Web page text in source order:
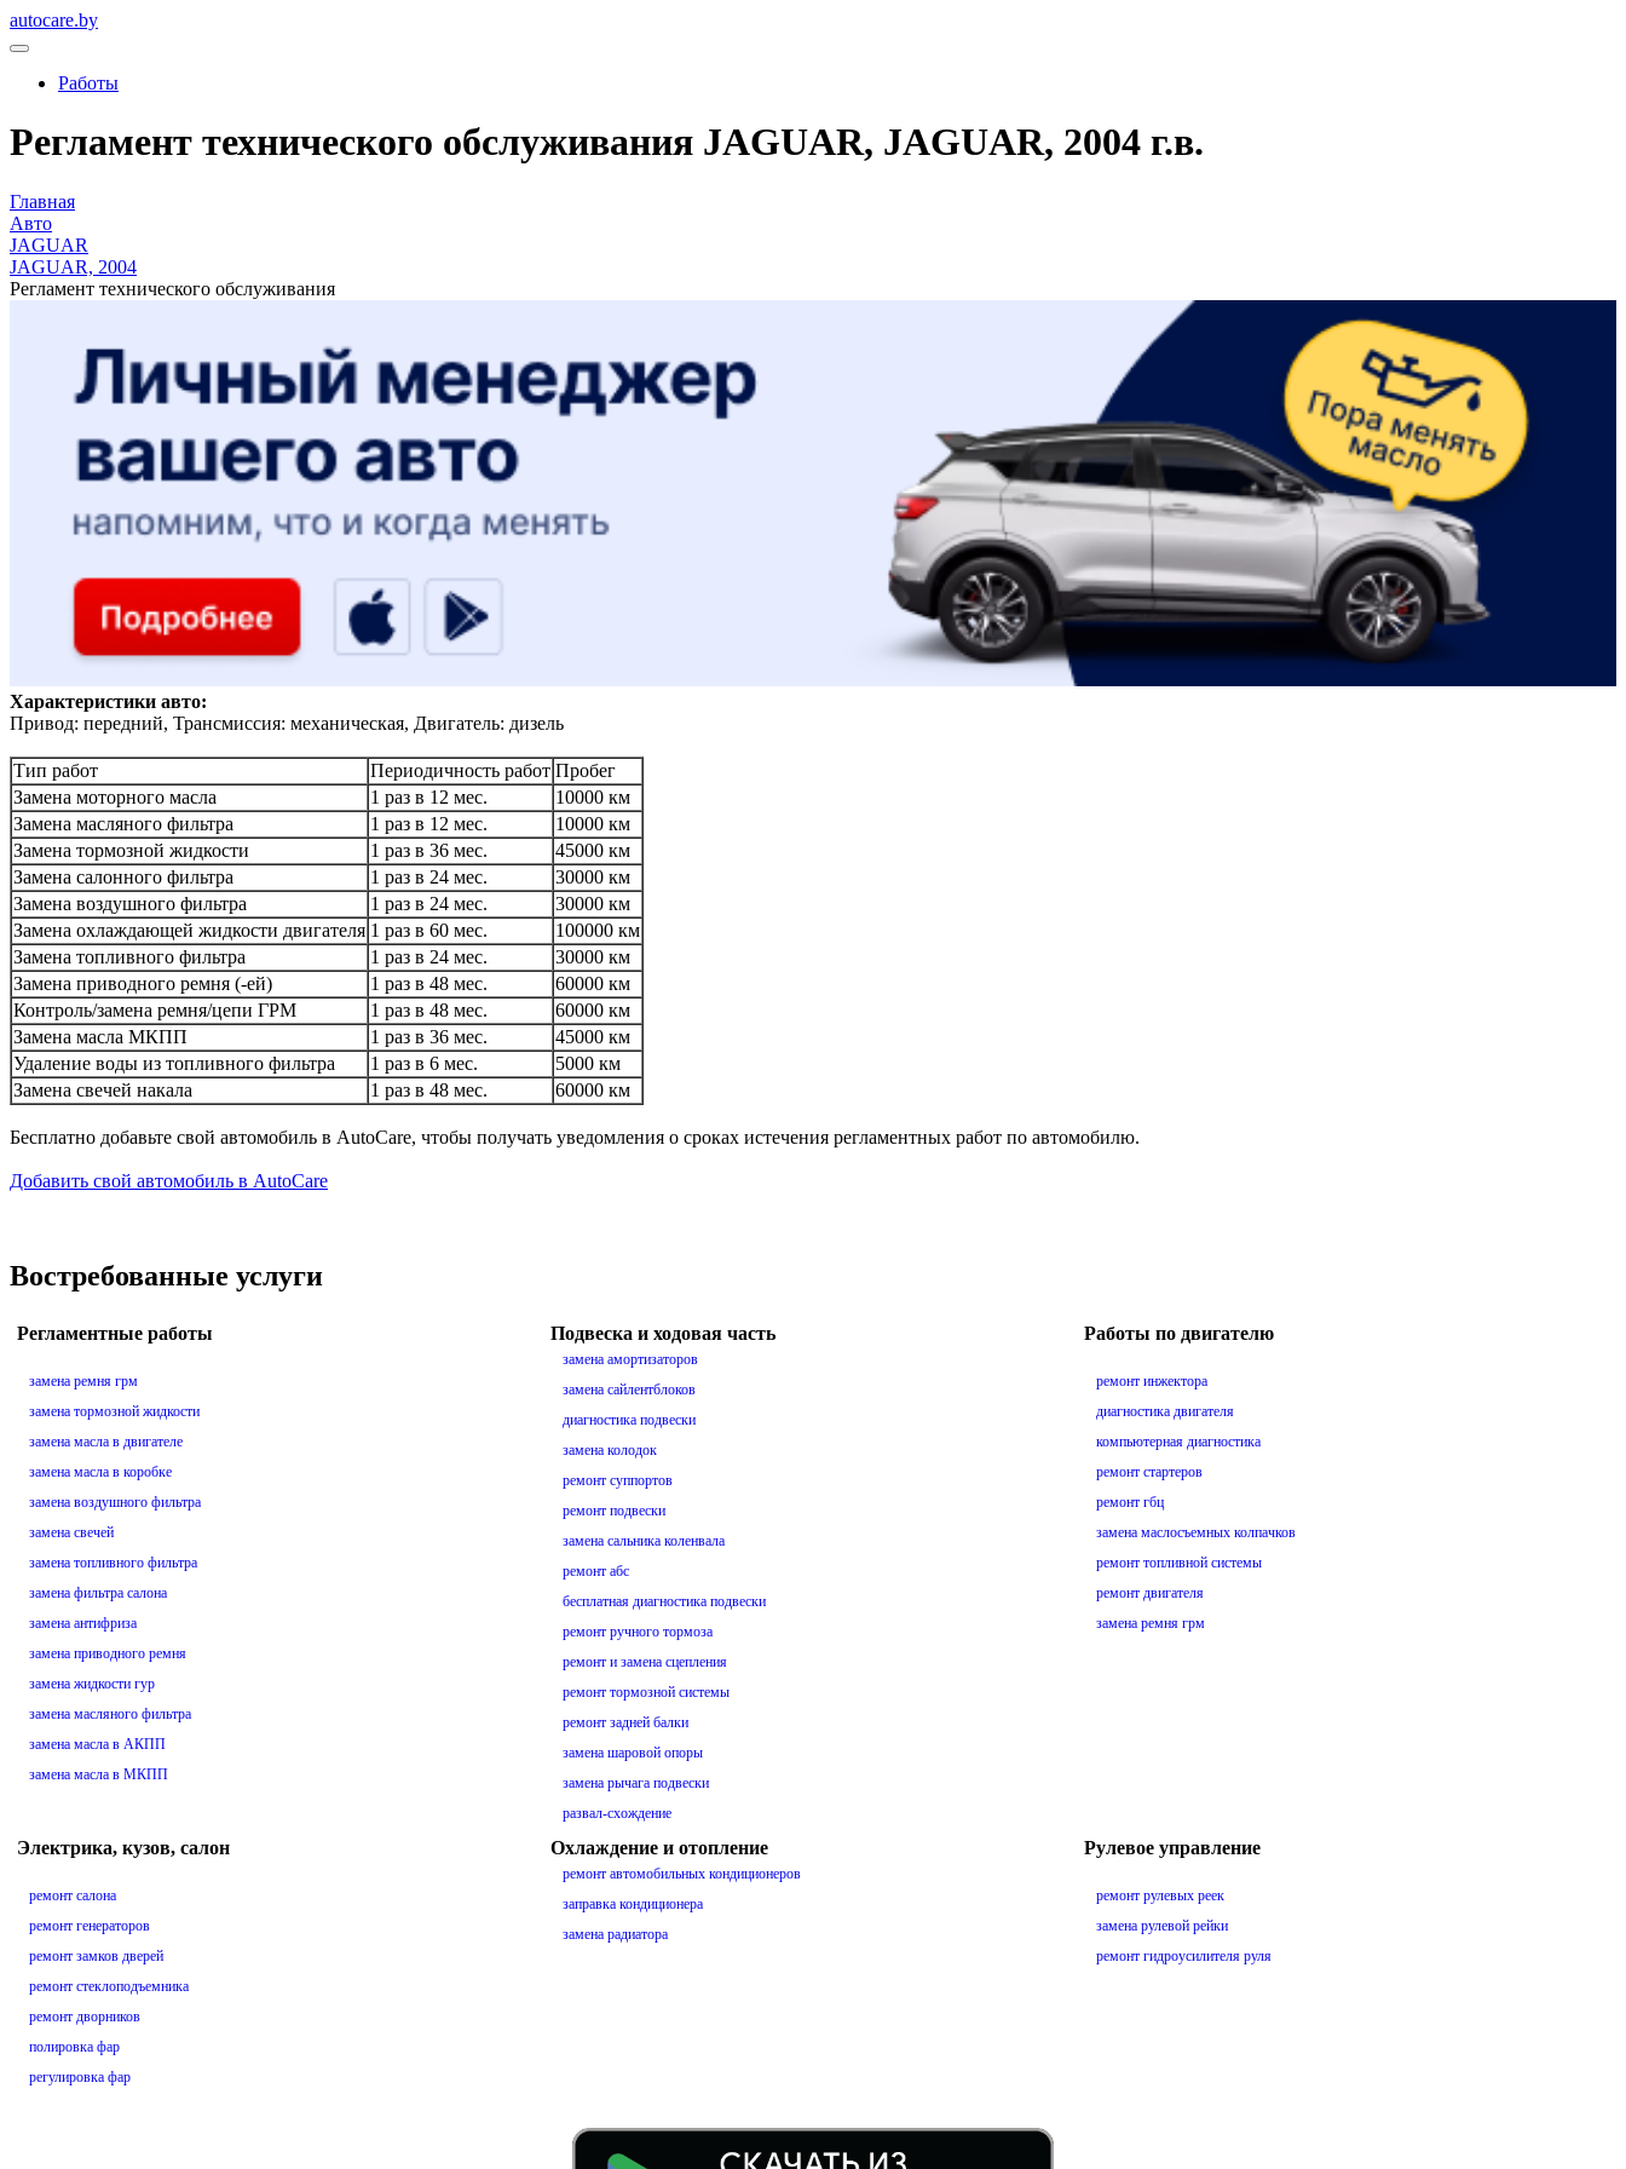
autocare.by
Работы
Регламент технического обслуживания JAGUAR, JAGUAR, 2004 г.в.
Главная
Авто
JAGUAR
JAGUAR, 2004
Регламент технического обслуживания
Характеристики авто:
Привод: передний, Трансмиссия: механическая, Двигатель: дизель
Тип работ Периодичность работ Пробег
Замена моторного масла
1 раз в 12 мес.
10000 км
Замена масляного фильтра
1 раз в 12 мес.
10000 км
Замена тормозной жидкости
1 раз в 36 мес.
45000 км
Замена салонного фильтра
1 раз в 24 мес.
30000 км
Замена воздушного фильтра
1 раз в 24 мес.
30000 км
Замена охлаждающей жидкости двигателя 1 раз в 60 мес.
100000 км
Замена топливного фильтра
1 раз в 24 мес.
30000 км
Замена приводного ремня (-ей)
1 раз в 48 мес.
60000 км
Контроль/замена ремня/цепи ГРМ
1 раз в 48 мес.
60000 км
Замена масла МКПП
1 раз в 36 мес.
45000 км
Удаление воды из топливного фильтра
1 раз в 6 мес.
5000 км
Замена свечей накала
1 раз в 48 мес. 60000 км
Бесплатно добавьте свой автомобиль в AutoCare, чтобы получать уведомления о сроках истечения регламентных работ по автомобилю.
Добавить свой автомобиль в AutoCare
Востребованные услуги
Регламентные работы
замена ремня грм
замена тормозной жидкости
замена масла в двигателе
замена масла в коробке
замена воздушного фильтра
замена свечей
замена топливного фильтра
замена фильтра салона
замена антифриза
замена приводного ремня
замена жидкости гур
замена масляного фильтра
замена масла в АКПП
замена масла в МКПП
Подвеска и ходовая часть
замена амортизаторов
замена сайлентблоков
диагностика подвески
замена колодок
ремонт суппортов
ремонт подвески
замена сальника коленвала
ремонт абс
бесплатная диагностика подвески
ремонт ручного тормоза
ремонт и замена сцепления
ремонт тормозной системы
ремонт задней балки
замена шаровой опоры
замена рычага подвески
развал-схождение
Работы по двигателю
ремонт инжектора
диагностика двигателя
компьютерная диагностика
ремонт стартеров
ремонт гбц
замена маслосъемных колпачков
ремонт топливной системы
ремонт двигателя
замена ремня грм
Электрика, кузов, салон
ремонт салона
ремонт генераторов
ремонт замков дверей
ремонт стеклоподъемника
ремонт дворников
полировка фар
регулировка фар
Охлаждение и отопление
ремонт автомобильных кондиционеров
заправка кондиционера
замена радиатора
Рулевое управление
ремонт рулевых реек
замена рулевой рейки
ремонт гидроусилителя руля